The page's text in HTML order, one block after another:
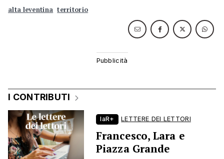
alta leventina territorio
I CONTRIBUTI
laR+ LETTERE DEI LETTORI
Francesco, Lara e
Piazza Grande